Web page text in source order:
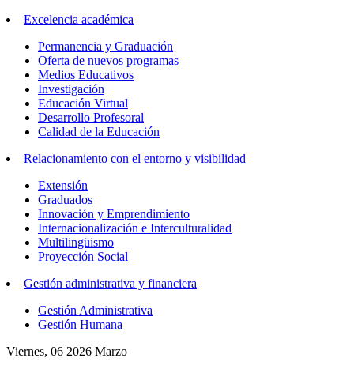
Excelencia académica
Permanencia y Graduación
Oferta de nuevos programas
Medios Educativos
Investigación
Educación Virtual
Desarrollo Profesoral
Calidad de la Educación
Relacionamiento con el entorno y visibilidad
Extensión
Graduados
Innovación y Emprendimiento
Internacionalización e Interculturalidad
Multilingüismo
Proyección Social
Gestión administrativa y financiera
Gestión Administrativa
Gestión Humana
Viernes, 06 2026 Marzo